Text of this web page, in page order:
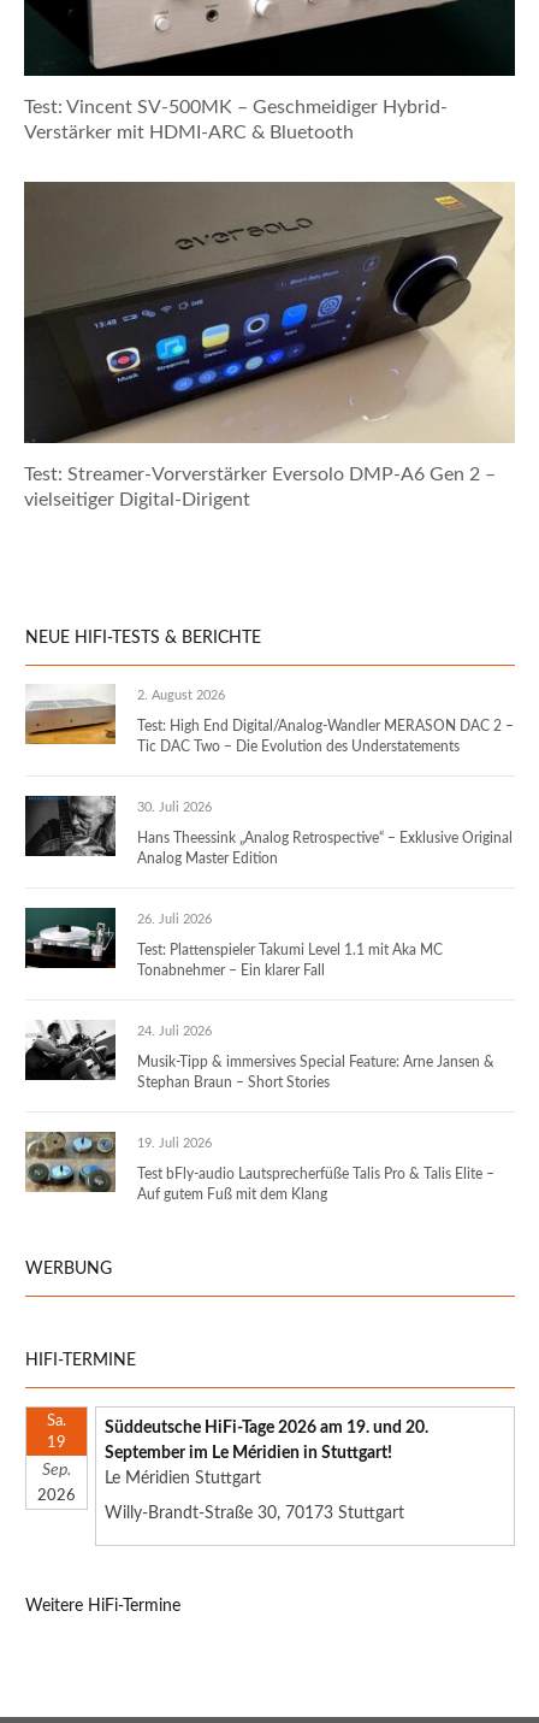
Test: Vincent SV-500MK – Geschmeidiger Hybrid-
Verstärker mit HDMI-ARC & Bluetooth
Test: Streamer-Vorverstärker Eversolo DMP-A6 Gen 2 –
vielseitiger Digital-Dirigent
NEUE HIFI-TESTS & BERICHTE
2. August 2026
Test: High End Digital/Analog-Wandler MERASON DAC 2 –
Tic DAC Two – Die Evolution des Understatements
30. Juli 2026
Hans Theessink „Analog Retrospective“ – Exklusive Original
Analog Master Edition
26. Juli 2026
Test: Plattenspieler Takumi Level 1.1 mit Aka MC
Tonabnehmer – Ein klarer Fall
24. Juli 2026
Musik-Tipp & immersives Special Feature: Arne Jansen &
Stephan Braun – Short Stories
19. Juli 2026
Test bFly-audio Lautsprecherfüße Talis Pro & Talis Elite –
Auf gutem Fuß mit dem Klang
WERBUNG
HIFI-TERMINE
Sa.
19
Sep.
2026
Süddeutsche HiFi-Tage 2026 am 19. und 20.
September im Le Méridien in Stuttgart!
Le Méridien Stuttgart
Willy-Brandt-Straße 30, 70173 Stuttgart
Weitere HiFi-Termine